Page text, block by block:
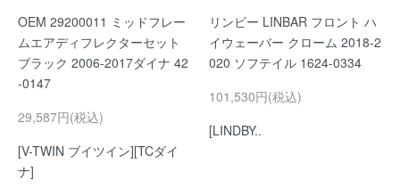
OEM 29200011 ミッドフレー
ムエアディフレクターセット
ブラック 2006-2017ダイナ 42
-0147
29,587円(税込)
[V-TWIN ブイツイン][TCダイ
ナ]
リンビー LINBAR フロント ハ
イウェーバー クローム 2018-2
020 ソフテイル 1624-0334
101,530円(税込)
[LINDBY..